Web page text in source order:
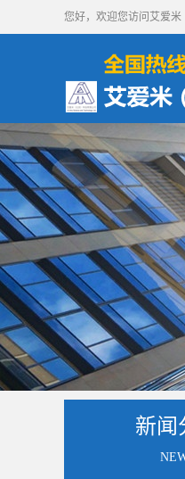
您好，欢迎您访问艾爱米
新闻